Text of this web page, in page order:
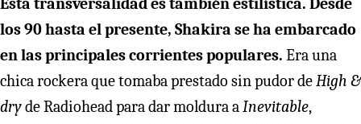
Esta transversalidad es también estilística. Desde
los 90 hasta el presente, Shakira se ha embarcado
en las principales corrientes populares. Era una
chica rockera que tomaba prestado sin pudor deHigh &
dryde Radiohead para dar moldura aInevitable,